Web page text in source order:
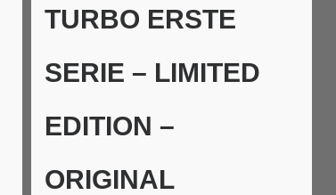
TURBO ERSTE
SERIE – LIMITED
EDITION –
ORIGINAL